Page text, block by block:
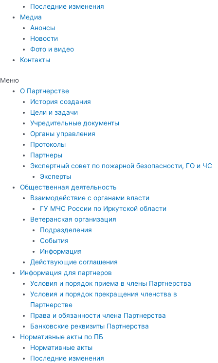
Последние изменения
Медиа
Анонсы
Новости
Фото и видео
Контакты
Меню
О Партнерстве
История создания
Цели и задачи
Учредительные документы
Органы управления
Протоколы
Партнеры
Экспертный совет по пожарной безопасности, ГО и ЧС
Эксперты
Общественная деятельность
Взаимодействие с органами власти
ГУ МЧС России по Иркутской области
Ветеранская организация
Подразделения
События
Информация
Действующие соглашения
Информация для партнеров
Условия и порядок приема в члены Партнерства
Условия и порядок прекращения членства в
Партнерстве
Права и обязанности члена Партнерства
Банковские реквизиты Партнерства
Нормативные акты по ПБ
Нормативные акты
Последние изменения